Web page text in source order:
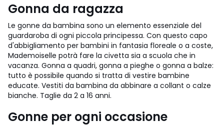
Gonna da ragazza
Le gonne da bambina sono un elemento essenziale del
guardaroba di ogni piccola principessa. Con questo capo
d'abbigliamento per bambini in fantasia floreale o a coste,
Mademoiselle potrà fare la civetta sia a scuola che in
vacanza. Gonna a quadri, gonna a pieghe o gonna a balze:
tutto è possibile quando si tratta di vestire bambine
educate. Vestiti da bambina da abbinare a collant o calze
bianche. Taglie da 2 a 16 anni.
Gonne per ogni occasione